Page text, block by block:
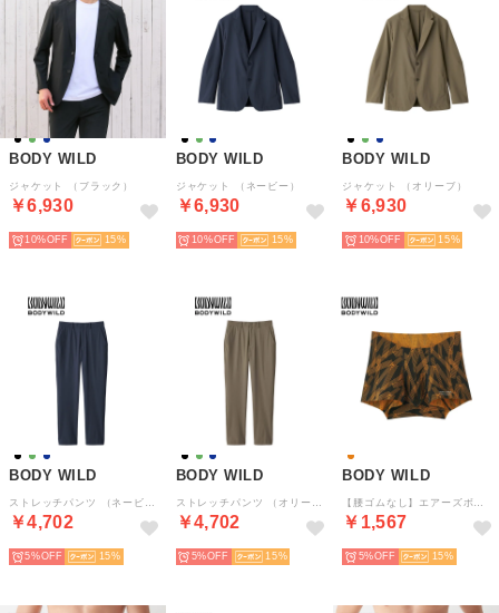
BODY WILD
ジャケット （ブラック）
￥6,930
10% 15
BODY WILD
ジャケット （ネービー）
￥6,930
10% 15
BODY WILD
ジャケット （オリーブ）
￥6,930
10% 15
BODY WILD
￥4,702
5% 15
BODY WILD
￥4,702
5% 15
BODY WILD
￥1,567
5% 15